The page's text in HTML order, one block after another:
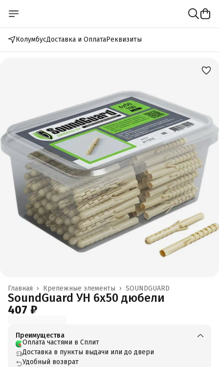
КолумбусДоставка и ОплатаРеквизиты
SOUNDGUARD
Крепежные элементы ›
Главная ›
SoundGuard УН 6х50 дюбели
407 ₽
Преимущества
Оплата частями в Сплит
Доставка в пункты выдачи или до двери
Удобный возврат